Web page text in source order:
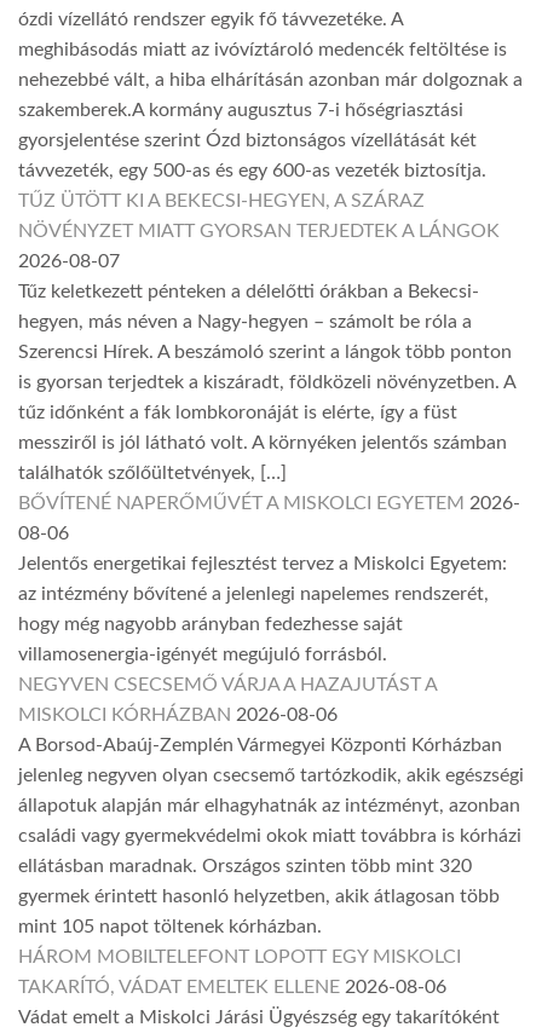
ózdi vízellátó rendszer egyik fő távvezetéke. A
meghibásodás miatt az ivóvíztároló medencék feltöltése is
nehezebbé vált, a hiba elhárításán azonban már dolgoznak a
szakemberek.A kormány augusztus 7-i hőségriasztási
gyorsjelentése szerint Ózd biztonságos vízellátását két
távvezeték, egy 500-as és egy 600-as vezeték biztosítja.
TŰZ ÜTÖTT KI A BEKECSI-HEGYEN, A SZÁRAZ
NÖVÉNYZET MIATT GYORSAN TERJEDTEK A LÁNGOK
2026-08-07
Tűz keletkezett pénteken a délelőtti órákban a Bekecsi-
hegyen, más néven a Nagy-hegyen – számolt be róla a
Szerencsi Hírek. A beszámoló szerint a lángok több ponton
is gyorsan terjedtek a kiszáradt, földközeli növényzetben. A
tűz időnként a fák lombkoronáját is elérte, így a füst
messziről is jól látható volt. A környéken jelentős számban
találhatók szőlőültetvények, […]
BŐVÍTENÉ NAPERŐMŰVÉT A MISKOLCI EGYETEM 2026-
08-06
Jelentős energetikai fejlesztést tervez a Miskolci Egyetem:
az intézmény bővítené a jelenlegi napelemes rendszerét,
hogy még nagyobb arányban fedezhesse saját
villamosenergia-igényét megújuló forrásból.
NEGYVEN CSECSEMŐ VÁRJA A HAZAJUTÁST A
MISKOLCI KÓRHÁZBAN 2026-08-06
A Borsod-Abaúj-Zemplén Vármegyei Központi Kórházban
jelenleg negyven olyan csecsemő tartózkodik, akik egészségi
állapotuk alapján már elhagyhatnák az intézményt, azonban
családi vagy gyermekvédelmi okok miatt továbbra is kórházi
ellátásban maradnak. Országos szinten több mint 320
gyermek érintett hasonló helyzetben, akik átlagosan több
mint 105 napot töltenek kórházban.
HÁROM MOBILTELEFONT LOPOTT EGY MISKOLCI
TAKARÍTÓ, VÁDAT EMELTEK ELLENE 2026-08-06
Vádat emelt a Miskolci Járási Ügyészség egy takarítóként